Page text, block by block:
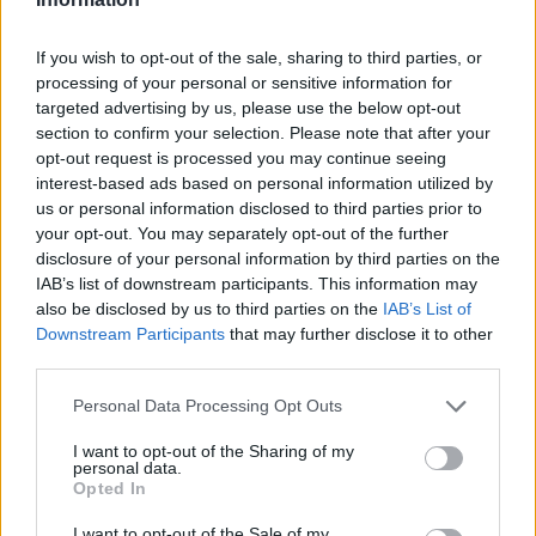
If you wish to opt-out of the sale, sharing to third parties, or
processing of your personal or sensitive information for
targeted advertising by us, please use the below opt-out
section to confirm your selection. Please note that after your
opt-out request is processed you may continue seeing
interest-based ads based on personal information utilized by
us or personal information disclosed to third parties prior to
your opt-out. You may separately opt-out of the further
disclosure of your personal information by third parties on the
IAB’s list of downstream participants. This information may
also be disclosed by us to third parties on the IAB’s List of
Downstream Participants that may further disclose it to other
Please note that this website/app uses one or more Google
not limited to your visit or usage behaviour. You may click to
grant or deny consent to Google and its third-party tags to
use your data for below specified purposes in below Google
consent section.
Personal Data Processing Opt Outs
I want to opt-out of the Sharing of my
personal data.
Opted In
Megnézem
SMASH by Meló-Diák: Homok, zene és a nyár legjobb
hangulata – Jön a második forduló! (X)
Július végén folytatódik a balatoni strandröplabda-
sorozat.
#aranylemez
Platformok: PlayStation 5